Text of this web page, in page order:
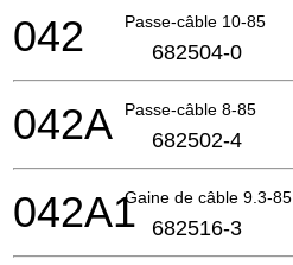
Passe-câble 10-85
042 682504-0
Passe-câble 8-85
042A 682502-4
Gaine de câble 9.3-85
042A1 682516-3